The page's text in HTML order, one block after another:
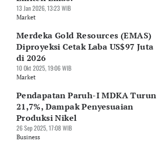
13 Jan 2026, 13:23 WIB
Market
Merdeka Gold Resources (EMAS)
Diproyeksi Cetak Laba US$97 Juta
di 2026
10 Okt 2025, 19:06 WIB
Market
Pendapatan Paruh-I MDKA Turun
21,7%, Dampak Penyesuaian
Produksi Nikel
26 Sep 2025, 17:08 WIB
Business